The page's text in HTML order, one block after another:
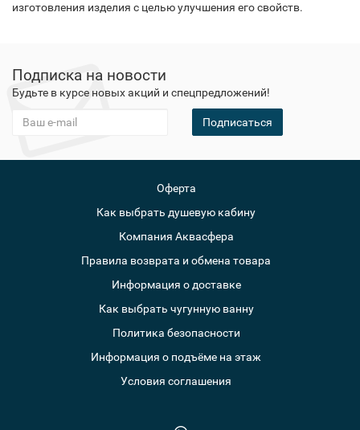
изготовления изделия с целью улучшения его свойств.
Подписка на новости
Будьте в курсе новых акций и спецпредложений!
Подписаться
Оферта
Как выбрать душевую кабину
Компания Аквасфера
Правила возврата и обмена товара
Информация о доставке
Как выбрать чугунную ванну
Политика безопасности
Информация о подъёме на этаж
Условия соглашения